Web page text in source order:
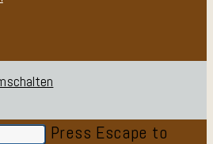
Press Escape to